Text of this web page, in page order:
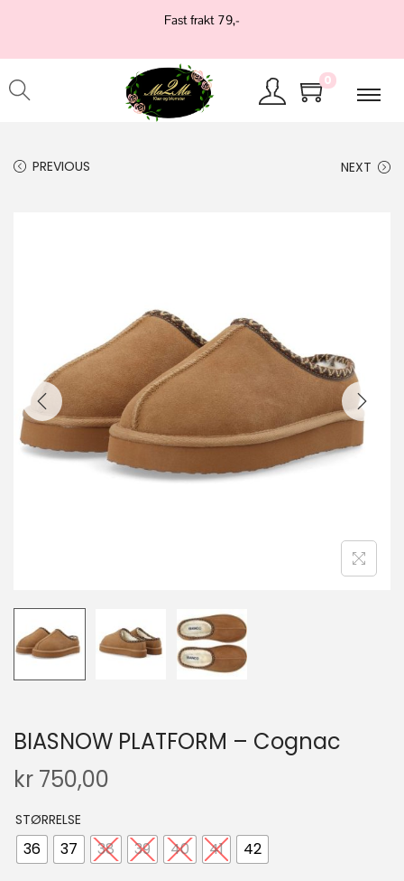
Fast frakt 79,-
0
PREVIOUS NEXT
BIASNOW PLATFORM – Cognac
kr 750,00
STØRRELSE
36 37 38 39 40 41 42